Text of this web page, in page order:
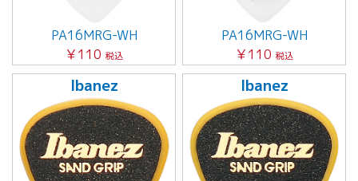
PA16MRG-WH
￥110 税込
PA16MRG-WH
￥110 税込
Ibanez Ibanez